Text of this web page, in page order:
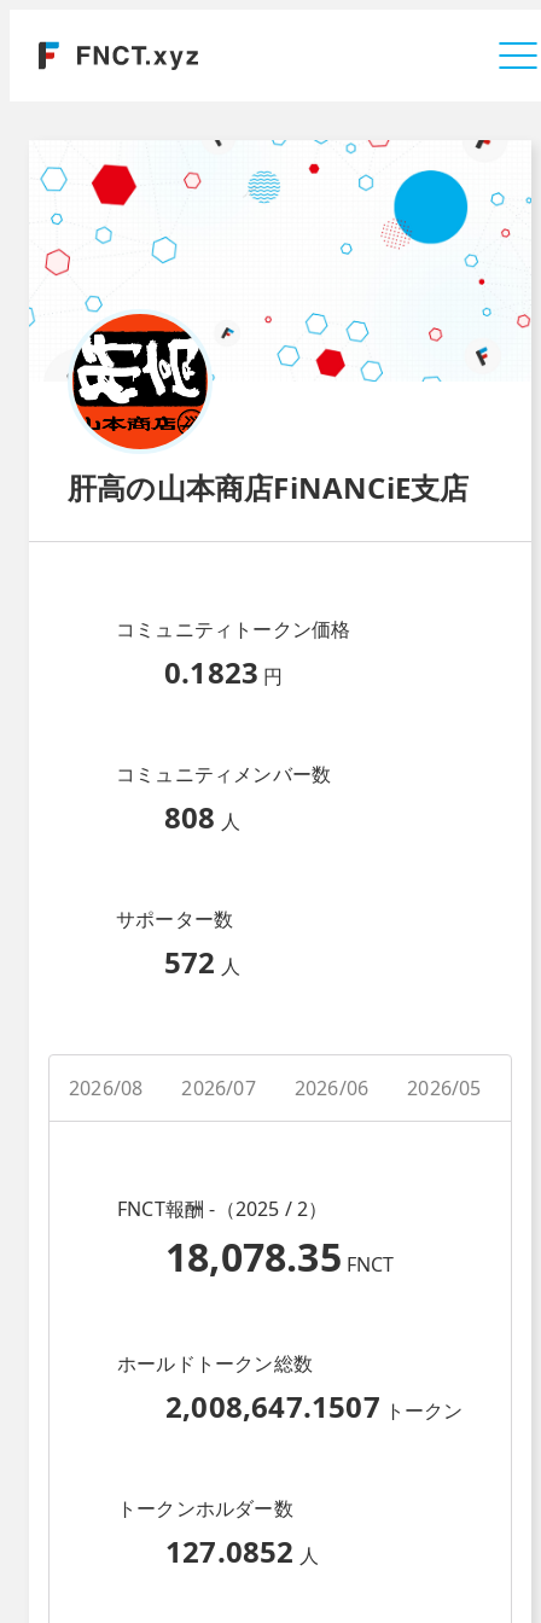
肝高の山本商店FiNANCiE支店
コミュニティトークン価格
0.1823 円
コミュニティメンバー数
808 人
サポーター数
572 人
2026/08 2026/07 2026/06 2026/05
FNCT報酬 -（2025 / 2）
18,078.35 FNCT
ホールドトークン総数
2,008,647.1507 トークン
トークンホルダー数
127.0852 人